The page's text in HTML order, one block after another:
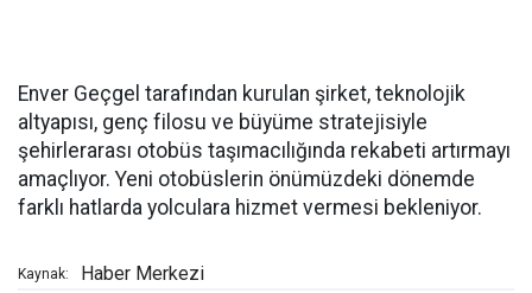
Enver Geçgel tarafından kurulan şirket, teknolojik
altyapısı, genç filosu ve büyüme stratejisiyle
şehirlerarası otobüs taşımacılığında rekabeti artırmayı
amaçlıyor. Yeni otobüslerin önümüzdeki dönemde
farklı hatlarda yolculara hizmet vermesi bekleniyor.
Kaynak: Haber Merkezi